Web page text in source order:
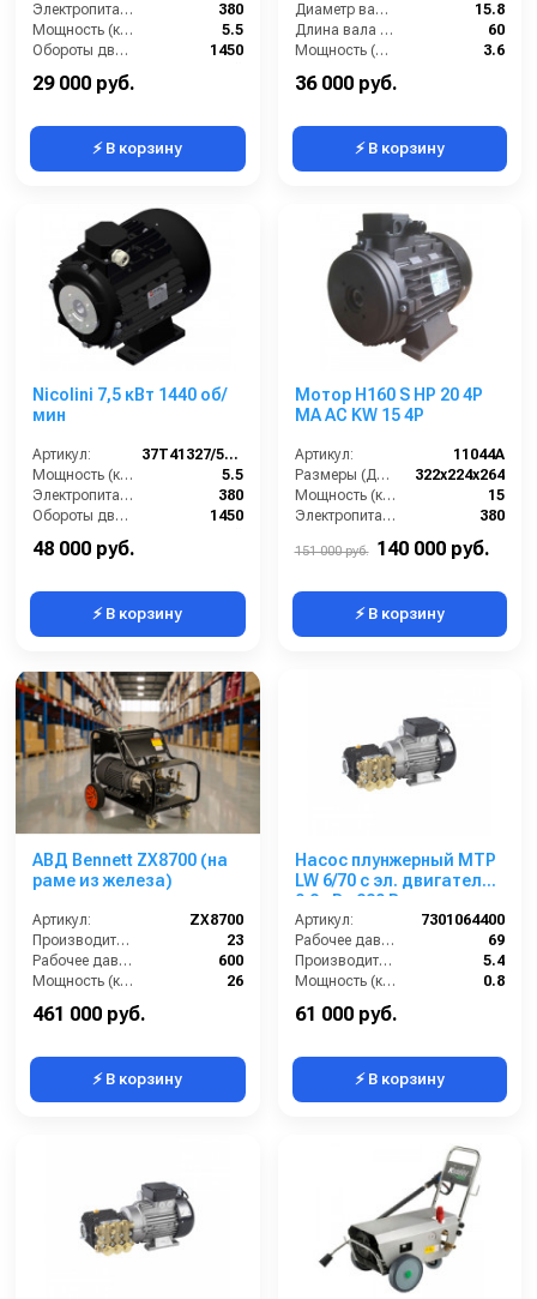
Электропитание (В):
380
Мощность (кВт):
5.5
Обороты двигателя (об/мин):
1450
29 000 руб.
⚡ В корзину
Диаметр вала (мм):
15.8
Длина вала (мм):
60
Мощность (л/с):
3.6
Объем двигателя (см3):
36 000 руб.
⚡ В корзину
Nicolini 7,5 кВт 1440 об/
мин
Артикул:
37T41327/5IN1A4M0
Мощность (кВт):
5.5
Электропитание (В):
380
Обороты двигателя (об/мин):
1450
48 000 руб.
⚡ В корзину
Мотор H160 S HP 20 4P
MA AC KW 15 4P
Артикул:
11044A
Размеры (ДхШхВ):
322х224х264
Мощность (кВт):
15
Электропитание (В):
380
151 000 руб. 140 000 руб.
⚡ В корзину
АВД Bennett ZX8700 (на
раме из железа)
Артикул:
ZX8700
Производительность (л/мин):
23
Рабочее давление (бар):
600
Мощность (кВт):
26
461 000 руб.
⚡ В корзину
Насос плунжерный MTP
LW 6/70 с эл. двигателем
0,8 кВт 220 В
Артикул:
7301064400
Рабочее давление (бар):
69
Производительность (л/мин):
5.4
Мощность (кВт):
0.8
61 000 руб.
⚡ В корзину